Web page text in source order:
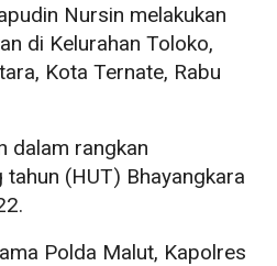
Nursin melakukan
di Kelurahan Toloko,
Kota Ternate, Rabu
dalam rangkan
(HUT) Bhayangkara
Polda Malut, Kapolres